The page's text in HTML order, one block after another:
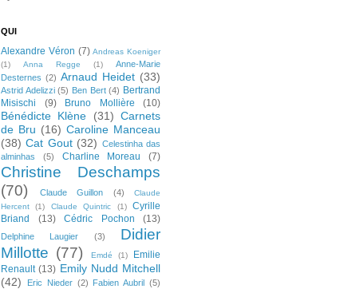
QUI
Alexandre Véron (7) Andreas Koeniger
(1)
Anna Regge (1)
Anne-Marie
Desternes (2) Arnaud Heidet (33)
Astrid Adelizzi (5) Ben Bert (4) Bertrand
Misischi
(9) Bruno Mollière (10)
Bénédicte Klène (31) Carnets
de Bru (16) Caroline Manceau
(38) Cat Gout (32) Celestinha das
alminhas
(5) Charline Moreau (7)
Christine Deschamps
(70)
Claude Guillon (4)
Claude
Hercent
(1) Claude Quintric (1)
Cyrille
Briand
(13) Cédric Pochon (13)
Delphine Laugier (3)
Didier
Millotte (77) Emdé (1)
Emilie
Renault (13) Emily Nudd Mitchell
(42)
Eric Nieder (2) Fabien Aubril (5)